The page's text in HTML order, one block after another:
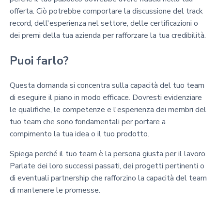
offerta. Ciò potrebbe comportare la discussione del track
record, dell'esperienza nel settore, delle certificazioni o
dei premi della tua azienda per rafforzare la tua credibilità.
Puoi farlo?
Questa domanda si concentra sulla capacità del tuo team
di eseguire il piano in modo efficace. Dovresti evidenziare
le qualifiche, le competenze e l'esperienza dei membri del
tuo team che sono fondamentali per portare a
compimento la tua idea o il tuo prodotto.
Spiega perché il tuo team è la persona giusta per il lavoro.
Parlate dei loro successi passati, dei progetti pertinenti o
di eventuali partnership che rafforzino la capacità del team
di mantenere le promesse.